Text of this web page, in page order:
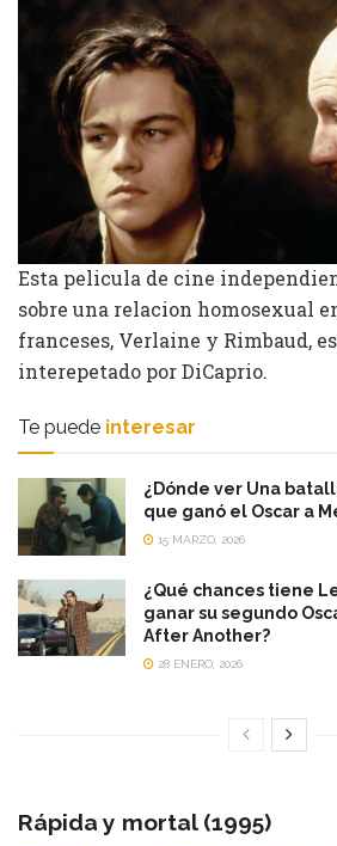
Esta pelicula de cine
sobre una relacion homosexual
franceses, Verlaine y Rimbaud,
interepetado por DiCaprio.
Te puede interesar
¿Dónde ver Una
que ganó el Oscar a
15 MARZO, 2026
¿Qué chances tiene
ganar su segundo
After Another?
28 ENERO, 2026
Rápida y mortal (1995)